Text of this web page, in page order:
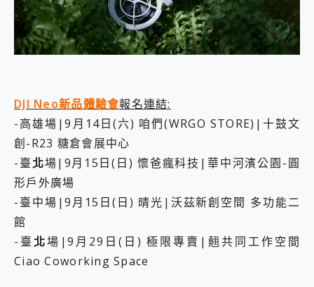
DJI Neo新品體驗會報名連結:
-高雄場|9月14日(六) 咱們(WRGO STORE)|十鼓文
創-R23 糖倉會展中心
-臺北場|9月15日(日) 懷爸瘋科技|華中河濱公園-圓
形戶外廣場
-臺中場|9月15日(日) 晴光|沃茲新創空間 多功能二
館
-臺 北場|9月29日(日) 極限專賣|翹共同工作空間
Ciao Coworking Space